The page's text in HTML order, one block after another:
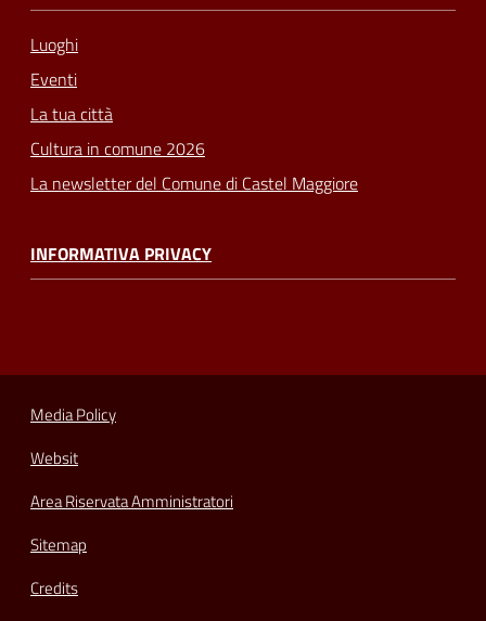
Luoghi
Eventi
La tua città
Cultura in comune 2026
La newsletter del Comune di Castel Maggiore
INFORMATIVA PRIVACY
Media Policy
Websit
Area Riservata Amministratori
Sitemap
Credits